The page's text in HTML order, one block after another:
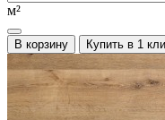
м²
В корзину Купить в 1